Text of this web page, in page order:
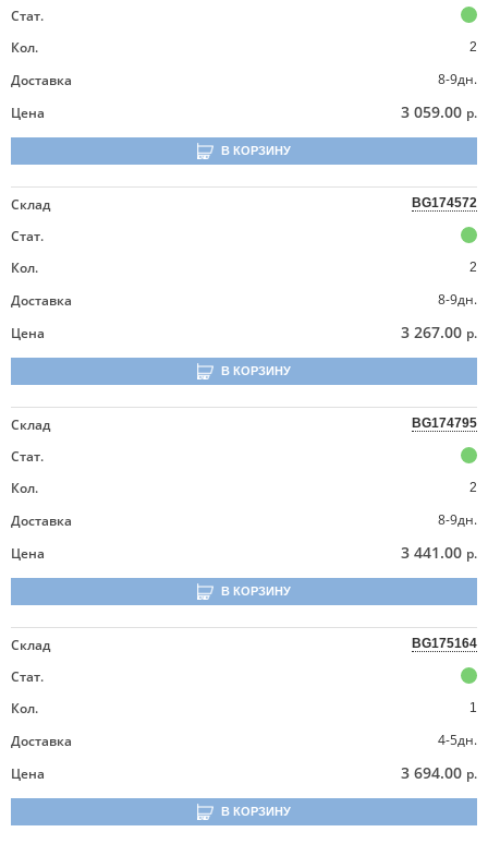
Стат.
Кол.
2
Доставка
8-9дн.
Цена
3 059.00 р.
В КОРЗИНУ
Склад BG174572
Стат.
Кол.
2
Доставка
8-9дн.
Цена
3 267.00 р.
В КОРЗИНУ
Склад BG174795
Стат.
Кол.
2
Доставка
8-9дн.
Цена
3 441.00 р.
В КОРЗИНУ
Склад BG175164
Стат.
Кол.
1
Доставка
4-5дн.
Цена
3 694.00 р.
В КОРЗИНУ